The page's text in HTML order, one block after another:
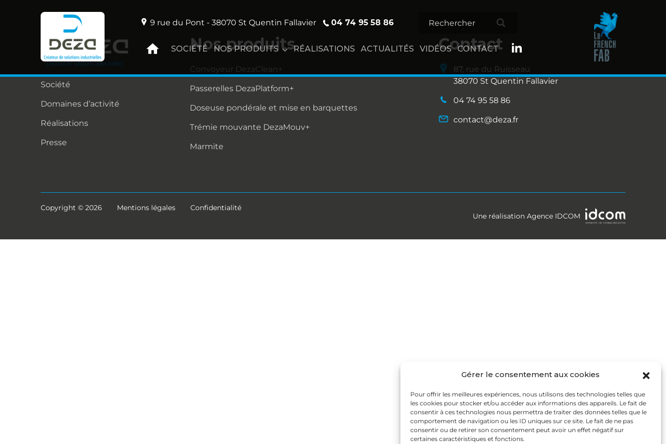
Gérer le consentement aux cookies
Pour offrir les meilleures expériences, nous utilisons des technologies telles que
les cookies pour stocker et/ou accéder aux informations des appareils. Le fait de
consentir à ces technologies nous permettra de traiter des données telles que le
comportement de navigation ou les ID uniques sur ce site. Le fait de ne pas
consentir ou de retirer son consentement peut avoir un effet négatif sur
certaines caractéristiques et fonctions.
9 rue du Pont - 38070 St Quentin Fallavier 04 74 95 58 86
SOCIÉTÉ NOS PRODUITS RÉALISATIONS ACTUALITÉS VIDÉOS CONTACT
Société
Domaines d’activité
Réalisations
Presse
Nos produits
Convoyeur DezaClean+
Passerelles DezaPlatform+
Doseuse pondérale et mise en barquettes
Trémie mouvante DezaMouv+
Marmite
Contact
87, rue du Ruisseau
38070 St Quentin Fallavier
04 74 95 58 86
contact@deza.fr
Copyright © 2026 Mentions légales
Confidentialité
Une réalisation Agence IDCOM